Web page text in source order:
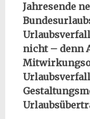
Jahresende
nicht – denn